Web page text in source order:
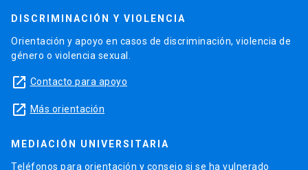
DISCRIMINACIÓN Y VIOLENCIA
Orientación y apoyo en casos de discriminación, violencia de
género o violencia sexual.
launch Contacto para apoyo
launch Más orientación
MEDIACIÓN UNIVERSITARIA
Teléfonos para orientación y consejo si se ha vulnerado